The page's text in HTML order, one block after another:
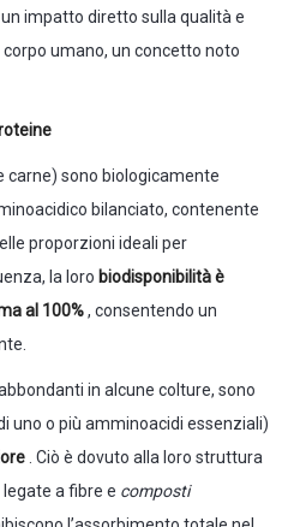
impatto diretto sulla qualità e
umano, un concetto noto
carne) sono biologicamente
bilanciato, contenente
proporzioni ideali per
la loro biodisponibilità è
al 100%, consentendo un
in alcune colture, sono
uno o più amminoacidi essenziali)
. Ciò è dovuto alla loro struttura
a fibre e composti